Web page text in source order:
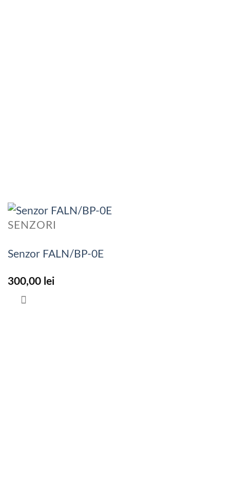
SENZORI
Senzor FALN/BP-0E
300,00 lei